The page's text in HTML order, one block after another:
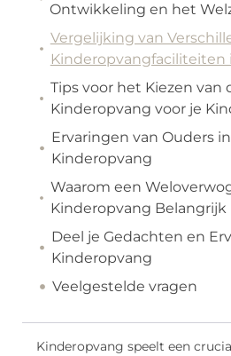
Ontwikkeling en het
Vergelijking van
Kinderopvangfaciliteiten
Tips voor het Kiezen van
Kinderopvang voor je
Ervaringen van Ouders
Kinderopvang
Waarom een
Kinderopvang Belangrijk
Deel je Gedachten en
Kinderopvang
Veelgestelde vragen
Kinderopvang speelt een